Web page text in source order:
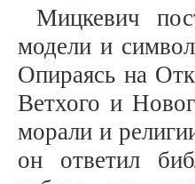
Мицкевич
модели и
Опираясь на
Ветхого и
морали и
он ответил